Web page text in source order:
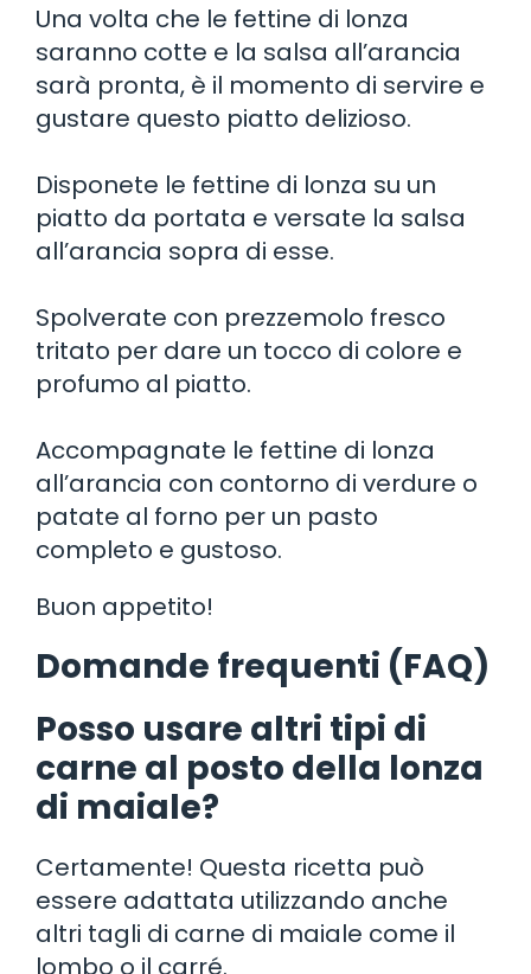
Una volta che le fettine di lonza
saranno cotte e la salsa all’arancia
sarà pronta, è il momento di servire e
gustare questo piatto delizioso.
Disponete le fettine di lonza su un
piatto da portata e versate la salsa
all’arancia sopra di esse.
Spolverate con prezzemolo fresco
tritato per dare un tocco di colore e
profumo al piatto.
Accompagnate le fettine di lonza
all’arancia con contorno di verdure o
patate al forno per un pasto
completo e gustoso.
Buon appetito!
Domande frequenti (FAQ)
Posso usare altri tipi di
carne al posto della lonza
di maiale?
Certamente! Questa ricetta può
essere adattata utilizzando anche
altri tagli di carne di maiale come il
lombo o il carré.